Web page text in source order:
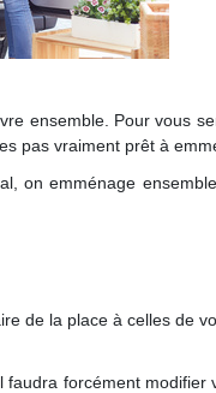
ensemble. Pour vous
pas vraiment prêt à
on emménage
de la place à celles de
forcément